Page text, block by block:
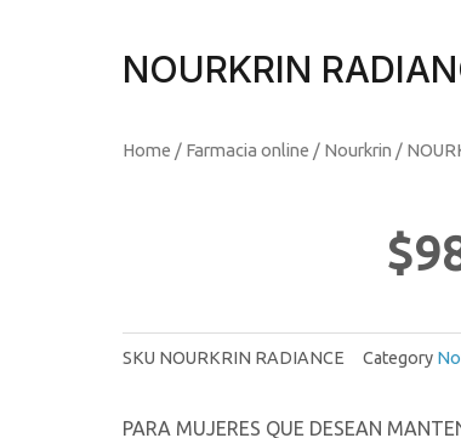
NOURKRIN
Home / Farmacia online / Nourkrin /
$
SKU NOURKRIN RADIANCE Category
PARA MUJERES QUE DESEAN